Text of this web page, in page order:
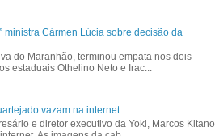
ministra Cármen Lúcia sobre decisão da
do Maranhão, terminou empata nos dois
estaduais Othelino Neto e Irac...
vazam na internet
e diretor executivo da Yoki, Marcos Kitano